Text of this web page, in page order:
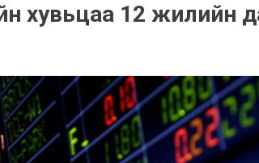
хувьцаа 12 жилийн